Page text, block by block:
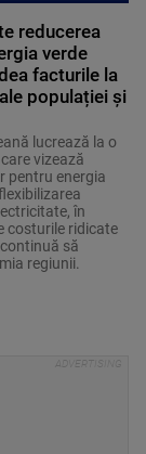
reducerea
verde
facturile la
populației și
lucrează la o
vizează
pentru energia
în
costurile ridicate
să
regiunii.